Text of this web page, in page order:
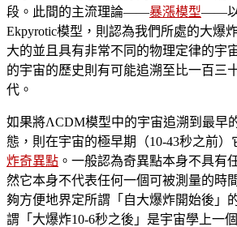
段。此間的主流理論——暴漲模型——以
Ekpyrotic模型，則認為我們所處的大爆
大的並且具有非常不同的物理定律的宇
的宇宙的歷史則有可能追溯至比一百三
代。
如果將ΛCDM模型中的宇宙追溯到最早
態，則在宇宙的極早期（10-43秒之前）
炸奇異點 。一般認為奇異點本身不具有
然它本身不代表任何一個可被測量的時
夠方便地界定所謂「自大爆炸開始後」
謂「大爆炸10-6秒之後」是宇宙學上一